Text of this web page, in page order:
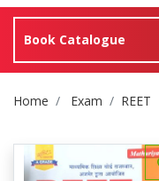
Book Catalogue
Site
Home Exam REET